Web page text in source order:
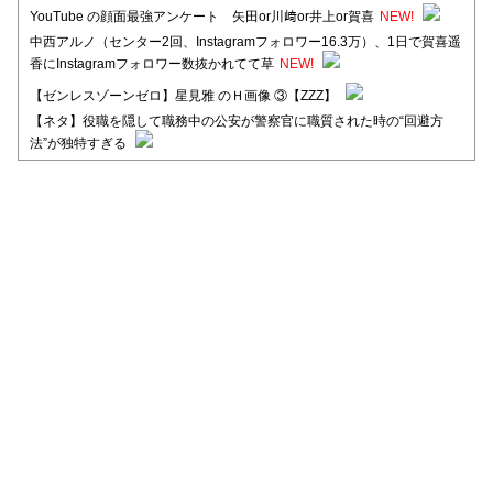
YouTube の顔面最強アンケート 矢田or川﨑or井上or賀喜 NEW!
中西アルノ（センター2回、Instagramフォロワー16.3万）、1日で賀喜遥
香にInstagramフォロワー数抜かれてて草 NEW!
【ゼンレスゾーンゼロ】星見雅 のＨ画像 ③【ZZZ】
【ネタ】役職を隠して職務中の公安が警察官に職質された時の“回避方
法”が独特すぎる